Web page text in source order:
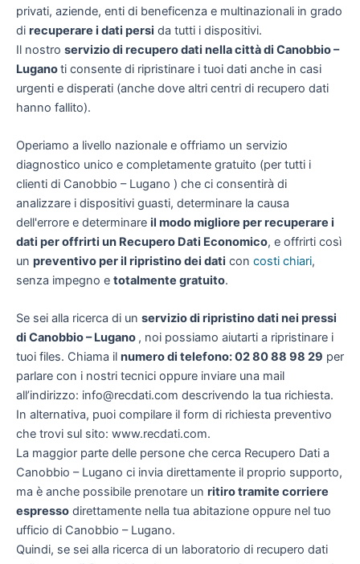
privati, aziende, enti di beneficenza e multinazionali in grado
di recuperare i dati persi da tutti i dispositivi.
Il nostro servizio di recupero dati nella città di Canobbio –
Luganoti consente di ripristinare i tuoi dati anche in casi
urgenti e disperati (anche dove altri centri di recupero dati
hanno fallito).
Operiamo a livello nazionale e offriamo un servizio
diagnostico unico e completamente gratuito (per tutti i
clienti di Canobbio – Lugano ) che ci consentirà di
analizzare i dispositivi guasti, determinare la causa
dell'errore e determinare il modo migliore per recuperare i
dati per offrirti un Recupero Dati Economico, e offrirti così
un preventivo per il ripristino dei dati con costi chiari,
senza impegno e totalmente gratuito.
Se sei alla ricerca di un servizio di ripristino dati nei pressi
di Canobbio – Lugano , noi possiamo aiutarti a ripristinare i
tuoi files. Chiama il numero di telefono: 02 80 88 98 29 per
parlare con i nostri tecnici oppure inviare una mail
all’indirizzo: info@recdati.com descrivendo la tua richiesta.
In alternativa, puoi compilare il form di richiesta preventivo
che trovi sul sito: www.recdati.com.
La maggior parte delle persone che cerca Recupero Dati a
Canobbio – Lugano ci invia direttamente il proprio supporto,
ma è anche possibile prenotare un ritiro tramite corriere
espresso direttamente nella tua abitazione oppure nel tuo
ufficio di Canobbio – Lugano.
Quindi, se sei alla ricerca di un laboratorio di recupero dati